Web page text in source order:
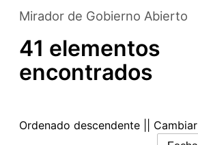
Mirador de Gobierno Abierto
41 elementos
encontrados
Ordenado descendente || Cambiar